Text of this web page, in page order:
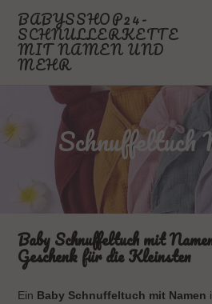
contenu
BABYSSHOP24-
SCHNULLERKETTE
MIT NAMEN UND
MEHR
C
l
l
e
c
Schnuffeltuch
Baby Schnuffeltuch mit
Geschenk für die Kleinsten
Ein Baby Schnuffeltuch mit Namen